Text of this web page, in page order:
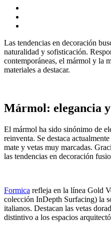
Las tendencias en decoración
naturalidad y sofisticación.
contemporáneas, el mármol y la
materiales a destacar.
Mármol: elegancia
El mármol ha sido sinónimo de
reinventa. Se destaca
mate y vetas muy marcadas.
las tendencias en decoración
Formica refleja en la línea Gold
colección InDepth Surfacing) la
italianos. Destacan las vetas
distintivo a los espacios